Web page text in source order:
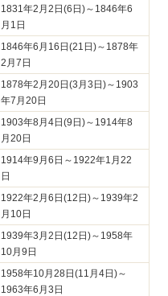
1831年2月2日(6日)～1846年6
月1日
1846年6月16日(21日)～1878年
2月7日
1878年2月20日(3月3日)～1903
年7月20日
1903年8月4日(9日)～1914年8
月20日
1914年9月6日～1922年1月22
日
1922年2月6日(12日)～1939年2
月10日
1939年3月2日(12日)～1958年
10月9日
1958年10月28日(11月4日)～
1963年6月3日